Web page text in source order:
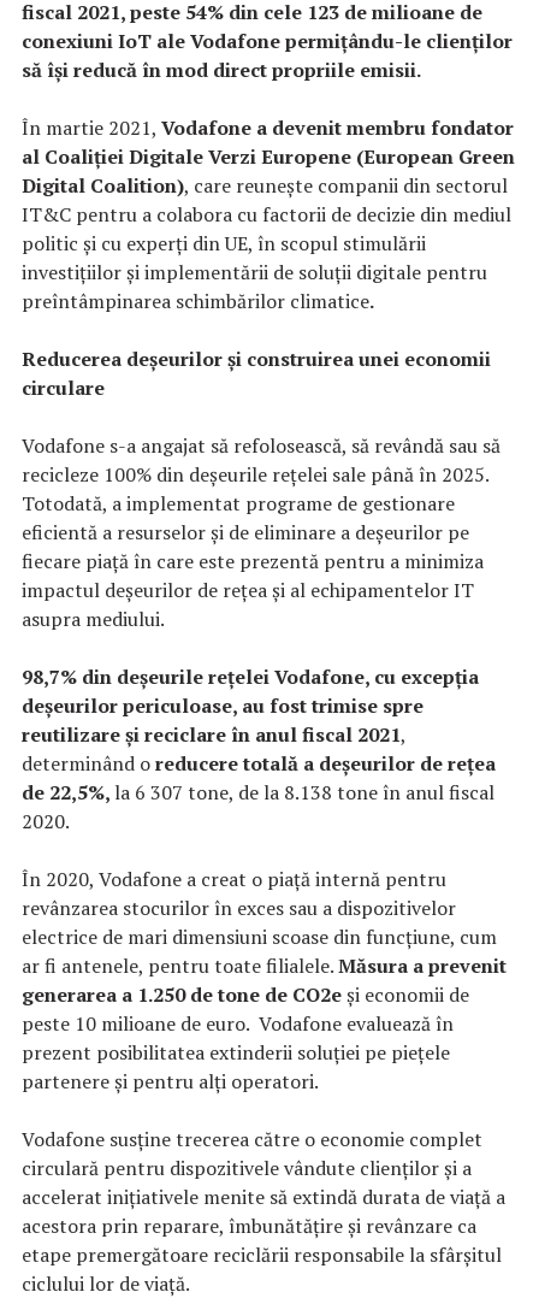
fiscal 2021, peste 54% din cele 123 de milioane de
conexiuni IoT ale Vodafone permițându-le clienților
să își reducă în mod direct propriile emisii.
În martie 2021, Vodafone a devenit membru fondator
al Coaliției Digitale Verzi Europene (European Green
Digital Coalition), care reunește companii din sectorul
IT&C pentru a colabora cu factorii de decizie din mediul
politic și cu experți din UE, în scopul stimulării
investițiilor și implementării de soluții digitale pentru
preîntâmpinarea schimbărilor climatice.
Reducerea deșeurilor și construirea unei economii
circulare
Vodafone s-a angajat să refolosească, să revândă sau să
recicleze 100% din deșeurile rețelei sale până în 2025.
Totodată, a implementat programe de gestionare
eficientă a resurselor și de eliminare a deșeurilor pe
fiecare piață în care este prezentă pentru a minimiza
impactul deșeurilor de rețea și al echipamentelor IT
asupra mediului.
98,7% din deșeurile rețelei Vodafone, cu excepția
deșeurilor periculoase, au fost trimise spre
reutilizare și reciclare în anul fiscal 2021,
determinând oreducere totală a deșeurilor de rețea
de 22,5%, la 6 307 tone, de la 8.138 tone în anul fiscal
2020.
În 2020, Vodafone a creat o piață internă pentru
revânzarea stocurilor în exces sau a dispozitivelor
electrice de mari dimensiuni scoase din funcțiune, cum
ar fi antenele, pentru toate filialele.Măsura a prevenit
generarea a 1.250 de tone de CO2eși economii de
peste 10 milioane de euro. Vodafone evaluează în
prezent posibilitatea extinderii soluției pe piețele
partenere și pentru alți operatori.
Vodafone susține trecerea către o economie complet
circulară pentru dispozitivele vândute clienților și a
accelerat inițiativele menite să extindă durata de viață a
acestora prin reparare, îmbunătățire și revânzare ca
etape premergătoare reciclării responsabile la sfârșitul
ciclului lor de viață.